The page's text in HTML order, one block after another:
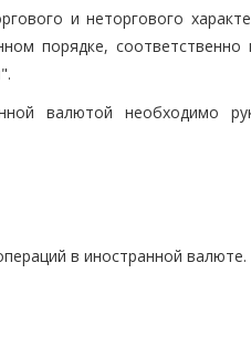
и неторгового
порядке,
валютой необходимо
в иностранной валюте.